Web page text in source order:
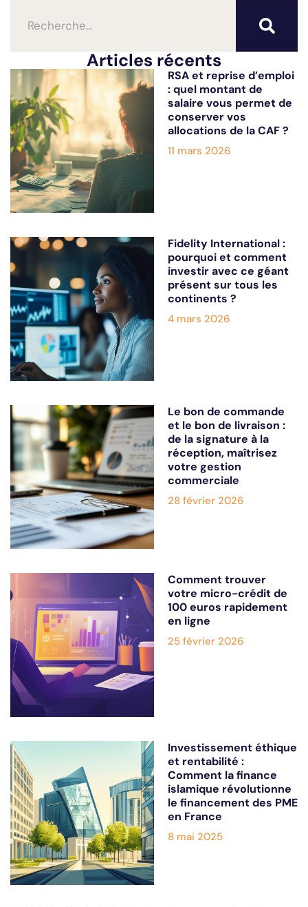
Articles récents
RSA et reprise d’emploi
: quel montant de
salaire vous permet de
conserver vos
allocations de la CAF ?
11 mars 2026
Fidelity International :
pourquoi et comment
investir avec ce géant
présent sur tous les
continents ?
4 mars 2026
Le bon de commande
et le bon de livraison :
de la signature à la
réception, maîtrisez
votre gestion
commerciale
28 février 2026
Comment trouver
votre micro-crédit de
100 euros rapidement
en ligne
25 février 2026
Investissement éthique
et rentabilité :
Comment la finance
islamique révolutionne
le financement des PME
en France
8 mai 2025